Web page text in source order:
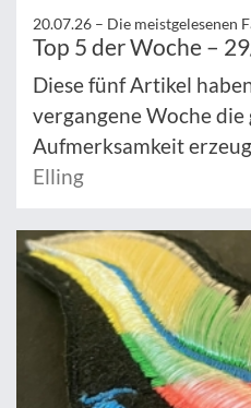
20.07.26 – Die meistgelesenen
Top 5 der Woche –
Diese fünf Artikel
vergangene Woche
Aufmerksamkeit
Elling